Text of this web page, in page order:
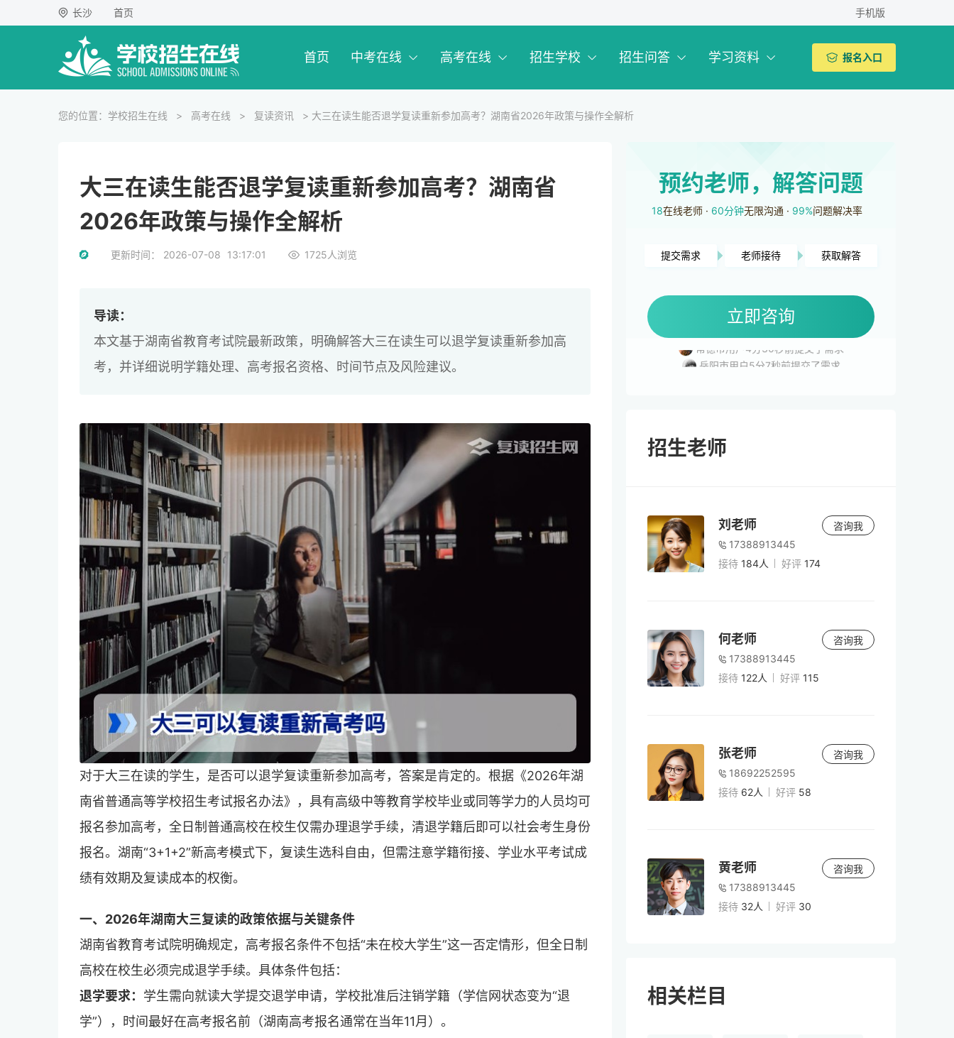
长沙 首页 手机版
首页 中考在线 高考在线 招生学校 招生问答 学习资料 报名入口
您的位置： 学校招生在线 > 高考在线 > 复读资讯 > 大三在读生能否退学复读重新参加高考？湖南省2026年政策与操作全解析
大三在读生能否退学复读重新参加高考？湖南省
2026年政策与操作全解析
更新时间： 2026-07-08 13:17:01 1725 人浏览
导读：
本文基于湖南省教育考试院最新政策，明确解答大三在读生可以退学复读重新参加高
考，并详细说明学籍处理、高考报名资格、时间节点及风险建议。
对于大三在读的学生，是否可以退学复读重新参加高考，答案是肯定的。根据《2026年湖
南省普通高等学校招生考试报名办法》，具有高级中等教育学校毕业或同等学力的人员均可
报名参加高考，全日制普通高校在校生仅需办理退学手续，清退学籍后即可以社会考生身份
报名。湖南“3+1+2”新高考模式下，复读生选科自由，但需注意学籍衔接、学业水平考试成
绩有效期及复读成本的权衡。
一、2026年湖南大三复读的政策依据与关键条件
湖南省教育考试院明确规定，高考报名条件不包括“未在校大学生”这一否定情形，但全日制
高校在校生必须完成退学手续。具体条件包括：
退学要求： 学生需向就读大学提交退学申请，学校批准后注销学籍（学信网状态变为“退
学”），时间最好在高考报名前（湖南高考报名通常在当年11月）。
预约老师，解答问题
18在线老师 60分钟无限沟通 99%问题解决率
提交需求 老师接待 获取解答
立即咨询
湘潭市用户2分49秒前提交了需求
长沙市用户3分53秒前提交了需求
常德市用户4分30秒前提交了需求
岳阳市用户5分7秒前提交了需求
招生老师
刘老师
17388913445
接待 184人 好评 174
咨询我
何老师
17388913445
接待 122人 好评 115
咨询我
张老师
18692252595
接待 62人 好评 58
咨询我
黄老师
17388913445
接待 32人 好评 30
咨询我
相关栏目